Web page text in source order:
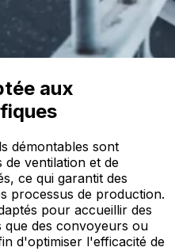
aux
démontables sont
de ventilation et de
ce qui garantit des
processus de production.
pour accueillir des
que des convoyeurs ou
d'optimiser l'efficacité de